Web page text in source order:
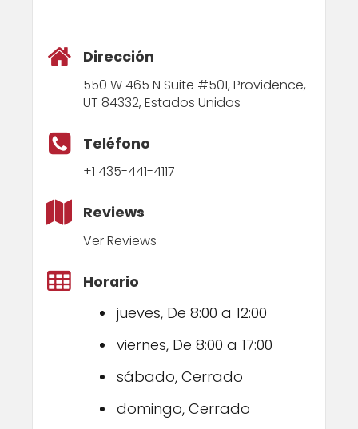
Dirección
550 W 465 N Suite #501, Providence,
UT 84332, Estados Unidos
Teléfono
+1 435-441-4117
Reviews
Ver Reviews
Horario
jueves, De 8:00 a 12:00
viernes, De 8:00 a 17:00
sábado, Cerrado
domingo, Cerrado